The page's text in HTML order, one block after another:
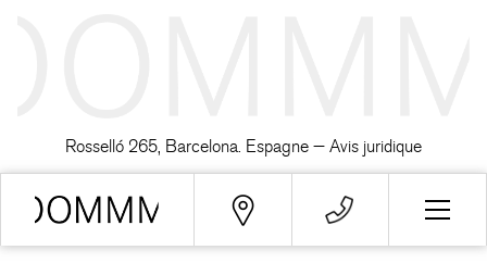
Rosselló 265, Barcelona. Espagne — Avis juridique